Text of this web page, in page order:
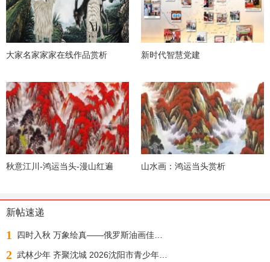
大家名家家家在线作品赏析 新时代智慧党建
秋意江川-鸿运当头-漫山红遍 山水画：鸿运当头赏析
新帖速递
1
2